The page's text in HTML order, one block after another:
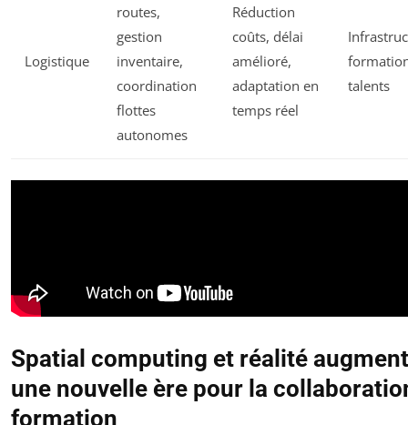
Logistique
routes,
gestion
inventaire,
coordination
flottes
autonomes
Réduction
coûts, délai
amélioré,
adaptation en
temps réel
talents
Spatial computing et réalité
une nouvelle ère pour la
formation